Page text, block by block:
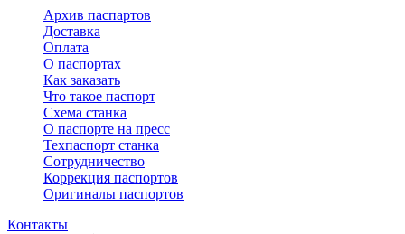
Архив паспартов
Доставка
Оплата
О паспортах
Как заказать
Что такое паспорт
Схема станка
О паспорте на пресс
Техпаспорт станка
Сотрудничество
Коррекция паспортов
Оригиналы паспортов
Контакты